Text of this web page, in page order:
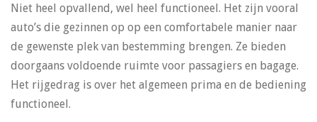
Niet heel opvallend, wel heel functioneel. Het zijn vooral
auto’s die gezinnen op op een comfortabele manier naar
de gewenste plek van bestemming brengen. Ze bieden
doorgaans voldoende ruimte voor passagiers en bagage.
Het rijgedrag is over het algemeen prima en de bediening
functioneel.